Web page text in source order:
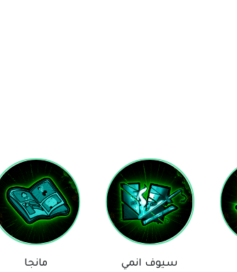
مانجا كوميك